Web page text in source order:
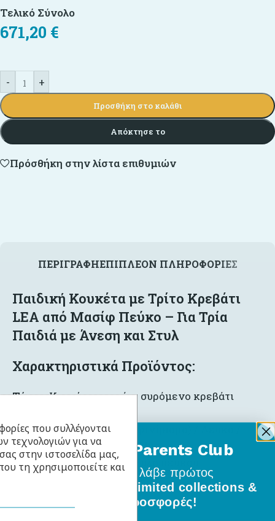
Τελικό Σύνολο
671,20 €
- +
Προσθήκη στο καλάθι
Απόκτησε το
Πρόσθήκη στην λίστα επιθυμιών
ΠΕΡΙΓΡΑΦΉΕΠΙΠΛΈΟΝ ΠΛΗΡΟΦΟΡΊΕΣ
Παιδική Κουκέτα με Τρίτο Κρεβάτι
LEA από Μασίφ Πεύκο – Για Τρία
Παιδιά με Άνεση και Στυλ
Χαρακτηριστικά Προϊόντος:
Τύπος: Κουκέτα με τρίτο συρόμενο κρεβάτι
Χρώμα: Φυσικό (ημι-ματ φινίρισμα) / Λευκό /
Γκρι / Γραφίτης / Olive / Blue
Υλικό σκελετού: Μασίφ ξύλο πεύκου
: FLEX από σημύδα
Διαστάσεις στρωμάτων
που συλλέγονται
τεχνολογιών για να
στην ιστοσελίδα μας,
τη χρησιμοποιείτε και
BabyLlama Parents Club
Γίνε μέλοςκαι λάβε πρώτος
όλα τα νέα σχέδια, limited collections &
ειδικές προσφορές!